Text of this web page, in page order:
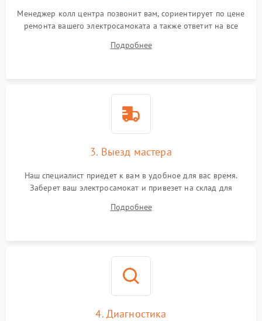
Менеджер колл центра позвонит вам, сориентирует по цене
ремонта вашего электросамоката а также ответит на все
Подробнее
3. Выезд мастера
Наш специалист приедет к вам в удобное для вас время.
Заберет ваш электросамокат и привезет на склад для
Подробнее
4. Диагностика